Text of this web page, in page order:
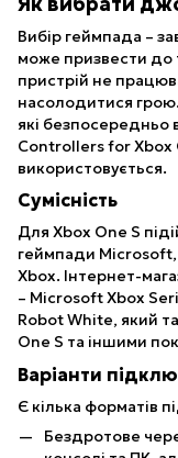
Вибір геймпада –
може призвести до
пристрій не
насолодитися
які безпосередньо
Controllers for Xbox
використовується.
Сумісність
Для Xbox One S
геймпади Microsoft,
Xbox. Інтернет-
– Microsoft Xbox
Robot White, який
One S та іншими
Варіанти
Є кілька форматів
Бездротове